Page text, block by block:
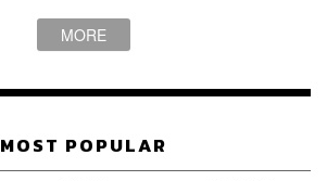
MORE
MOST POPULAR